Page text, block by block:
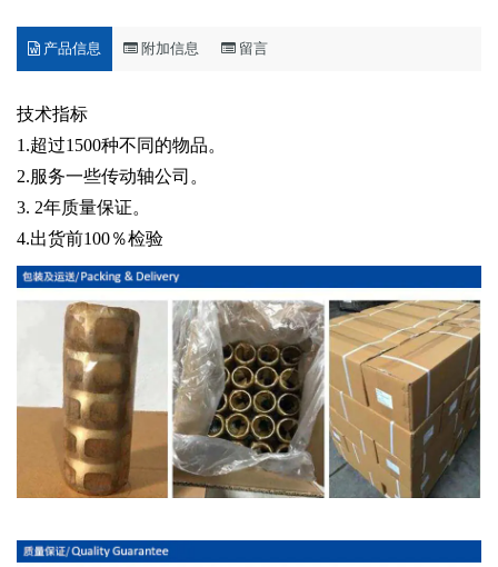
产品信息 附加信息 留言
技术指标
1.超过1500种不同的物品。
2.服务一些传动轴公司。
3. 2年质量保证。
4.出货前100％检验